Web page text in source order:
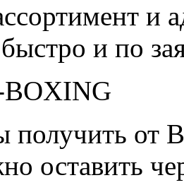
и
и по
получить от
оставить